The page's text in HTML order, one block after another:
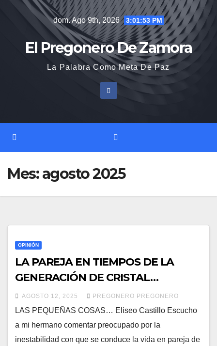
dom. Ago 9th, 2026 3:01:54 PM
El Pregonero De Zamora
La Palabra Como Meta De Paz
Mes:agosto 2025
OPINIÓN
LA PAREJA EN TIEMPOS DE LA
GENERACIÓN DE CRISTAL…
AGOSTO 12, 2025 PREGONERO PREGONERO
LAS PEQUEÑAS COSAS… Eliseo Castillo Escucho
a mi hermano comentar preocupado por la
inestabilidad con que se conduce la vida en pareja de